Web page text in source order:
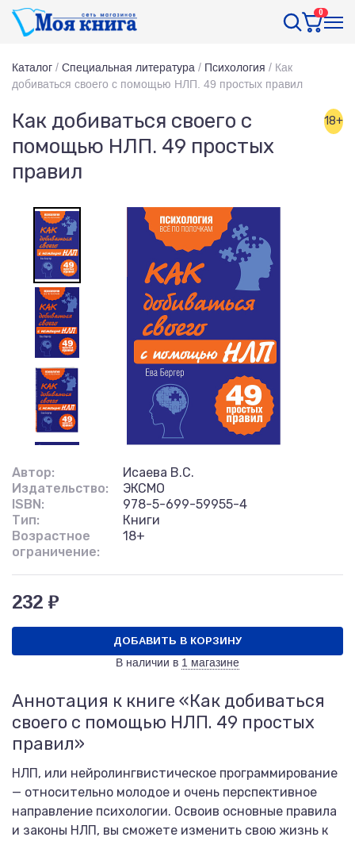
0
Каталог / Специальная литература / Психология / Как
добиваться своего с помощью НЛП. 49 простых правил
Как добиваться своего с
помощью НЛП. 49 простых
правил
18+
Автор:
Исаева В.С.
Издательство:
ЭКСМО
ISBN:
978-5-699-59955-4
Тип:
Книги
Возрастное
ограничение:
18+
232 ₽
ДОБАВИТЬ В КОРЗИНУ
В наличии в 1 магазине
Аннотация к книге «Как добиваться
своего с помощью НЛП. 49 простых
правил»
НЛП, или нейролингвистическое программирование
— относительно молодое и очень перспективное
направление психологии. Освоив основные правила
и законы НЛП, вы сможете изменить свою жизнь к